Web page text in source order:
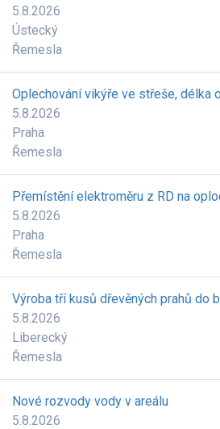
5.8.2026
Ústecký
Řemesla
Oplechování vikýře ve střeše, délka
5.8.2026
Praha
Řemesla
Přemístění elektroměru z RD na
5.8.2026
Praha
Řemesla
Výroba tří kusů dřevěných prahů do
5.8.2026
Liberecký
Řemesla
Nové rozvody vody v areálu
5.8.2026